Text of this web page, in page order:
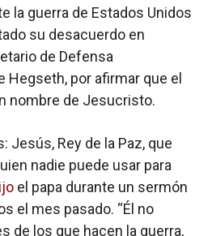
la guerra de Estados Unidos
su desacuerdo en
de Defensa
Hegseth, por afirmar que el
nombre de Jesucristo.
Jesús, Rey de la Paz, que
nadie puede usar para
el papa durante un sermón
el mes pasado. “Él no
de los que hacen la guerra,